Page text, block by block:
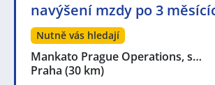
navýšení mzdy po 3
Nutně vás hledají
Mankato Prague Operations, s…
Praha (30 km)